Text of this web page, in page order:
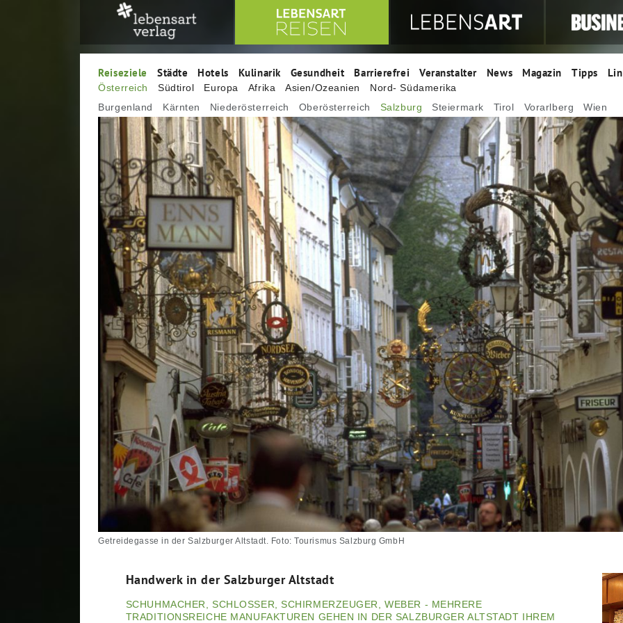
Reiseziele
Österreich
Burgenland
Kärnten Niederösterreich Oberösterreich Salzburg Steiermark Tirol Vorarlberg Wien
Südtirol Europa Afrika Asien/Ozeanien Nord- Südamerika
Städte Hotels Kulinarik Gesundheit Barrierefrei Veranstalter News Magazin Tipps
Getreidegasse in der Salzburger Altstadt. Foto: Tourismus Salzburg GmbH
Handwerk in der Salzburger Altstadt
SCHUHMACHER, SCHLOSSER, SCHIRMERZEUGER, WEBER - MEHRERE
TRADITIONSREICHE MANUFAKTUREN GEHEN IN DER SALZBURGER ALTSTADT IHREM